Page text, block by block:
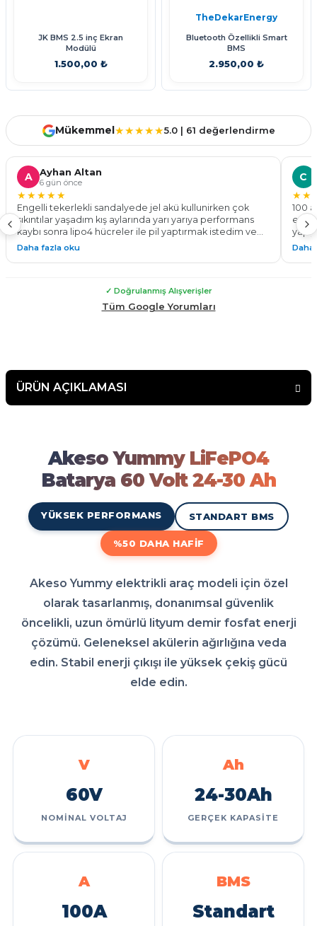
JK BMS 2.5 inç Ekran
Modülü
1.500,00 ₺
TheDekarEnergy
Bluetooth Özellikli Smart
BMS
2.950,00 ₺
Mükemmel★★★★★5.0 | 61 değerlendirme
A Ayhan Altan
6 gün önce
★★★★★
Engelli tekerlekli sandalyede jel akü kullunirken çok
sıkıntılar yaşadım kış aylarında yarı yarıya performans
kaybı sonra lipo4 hücreler ile pil yaptırmak istedim ve
bu işin ustası the dekar energy ile tanıştım 24v 100 a pil
yardımlarından dolayı çok teşekkür ederim. Güvenle
malının arkasında duran bir firma çekinmeden alış veriş
Daha fazla oku
C
100
Daha
✓ Doğrulanmış Alışverişler
Tüm Google Yorumları
ÜRÜN AÇIKLAMASI
Akeso Yummy LiFePO4 Batarya 60 Volt 24-30 Ah modeli elektrikli aracınız için en